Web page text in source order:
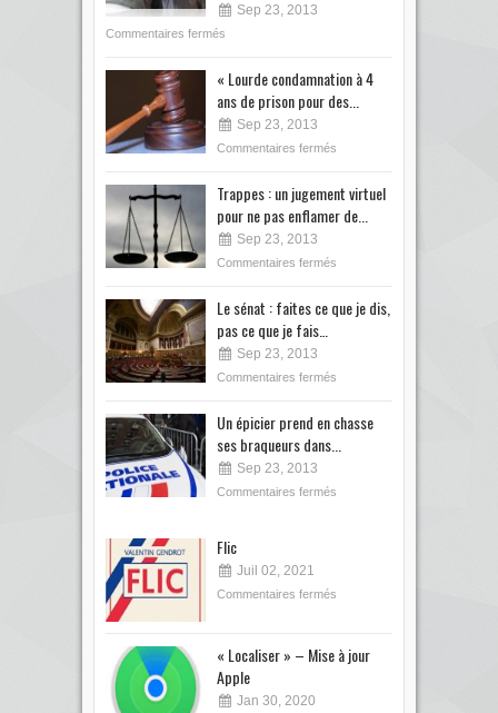
Sep 23, 2013
Commentaires fermés
« Lourde condamnation à 4
ans de prison pour des...
Sep 23, 2013
Commentaires fermés
Trappes : un jugement virtuel
pour ne pas enflamer de...
Sep 23, 2013
Commentaires fermés
Le sénat : faites ce que je dis,
pas ce que je fais…
Sep 23, 2013
Commentaires fermés
Un épicier prend en chasse
ses braqueurs dans...
Sep 23, 2013
Commentaires fermés
Flic
Juil 02, 2021
Commentaires fermés
« Localiser » – Mise à jour
Apple
Jan 30, 2020